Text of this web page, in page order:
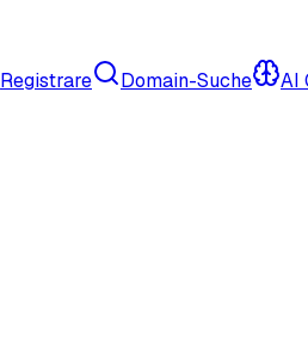
Registrare Domain-Suche AI